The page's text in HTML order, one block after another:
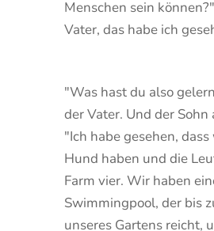
Menschen sein
Vater, das habe ich
"Was hast du also
der Vater. Und der
"Ich habe gesehen,
Hund haben und die
Farm vier. Wir haben
Swimmingpool, der bis
unseres Gartens reicht,